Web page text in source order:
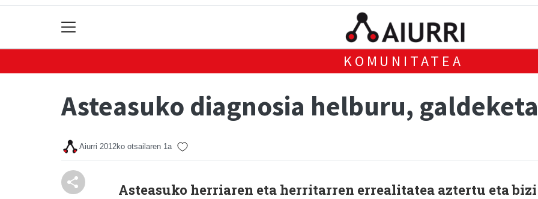
KOMUNITATEA
Asteasuko diagnosia helburu,
Aiurri 2012ko otsailaren 1a
Asteasuko herriaren eta herritarren errealitatea aztertu eta bizi